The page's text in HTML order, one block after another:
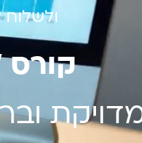
קורס "7 הסודות של קידום